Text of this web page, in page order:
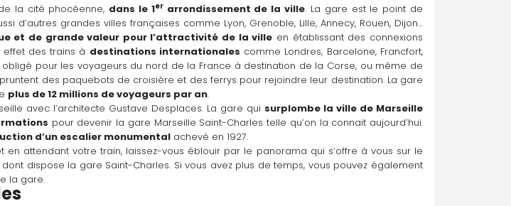
la cité phocéenne, dans le 1er arrondissement de la ville. La gare est le point de
grandes villes françaises comme Lyon, Grenoble, Lille, Annecy, Rouen, Dijon…
et de grande valeur pour l’attractivité de la ville en établissant des connexions
des trains à destinations internationales comme Londres, Barcelone, Francfort,
pour les voyageurs du nord de la France à destination de la Corse, ou même de
des paquebots de croisière et des ferrys pour rejoindre leur destination. La gare
plus de 12 millions de voyageurs par an.
avec l’architecte Gustave Desplaces. La gare qui surplombe la ville de Marseille
pour devenir la gare Marseille Saint-Charles telle qu’on la connait aujourd’hui.
d’un escalier monumental achevé en 1927.
attendant votre train, laissez-vous éblouir par le panorama qui s’offre à vous sur le
centre-ville de Marseille et profitez des nombreux services de restauration dont dispose la gare Saint-Charles. Si vous avez plus de temps, vous pouvez également
la gare.